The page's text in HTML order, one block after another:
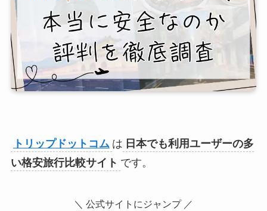
トリップドットコム は 日本でも利用ユーザーの多
い格安旅行比較サイト です。
＼ 公式サイトにジャンプ ／